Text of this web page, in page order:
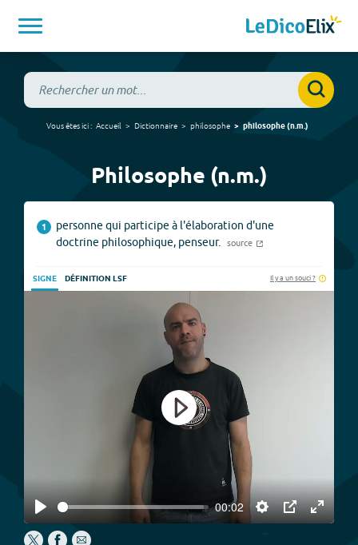
Vous êtes ici : Accueil Dictionnaire philosophe philosophe(n.m.)
Philosophe (n.m.)
1
personne qui participe à l'élaboration d'une
doctrine philosophique, penseur.
source
SIGNE DÉFINITION LSF Il y a un souci ?
Play
00:02
Settings
PIP
Enter
Play